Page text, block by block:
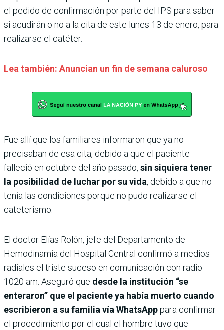
el pedido de confirmación por parte del IPS para saber
si acudirán o no a la cita de este lunes 13 de enero, para
realizarse el catéter.
Lea también: Anuncian un fin de semana caluroso
Fue allí que los familiares informaron que ya no
precisaban de esa cita, debido a que el paciente
falleció en octubre del año pasado, sin siquiera tener
la posibilidad de luchar por su vida, debido a que no
tenía las condiciones porque no pudo realizarse el
cateterismo.
El doctor Elías Rolón, jefe del Departamento de
Hemodinamia del Hospital Central confirmó a medios
radiales el triste suceso en comunicación con radio
1020 am. Aseguró que desde la institución “se
enteraron” que el paciente ya había muerto cuando
escribieron a su familia vía WhatsApppara confirmar
el procedimiento por el cual el hombre tuvo que